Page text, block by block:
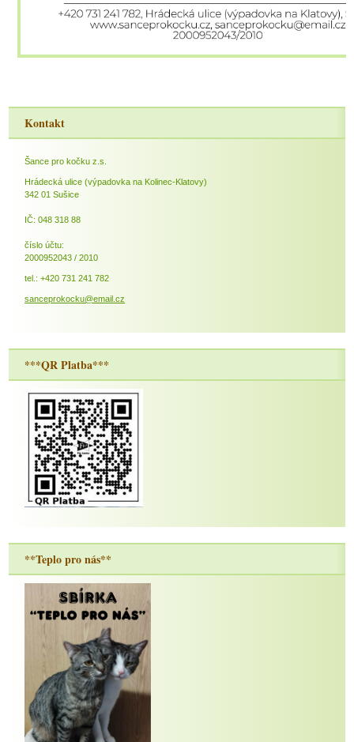
Kontakt
Šance pro kočku z.s.
Hrádecká ulice (výpadovka na Kolinec-Klatovy)
342 01 Sušice
IČ: 048 318 88
číslo účtu:
2000952043 / 2010
tel.: +420 731 241 782
sanceprokocku@email.cz
***QR Platba***
**Teplo pro nás**